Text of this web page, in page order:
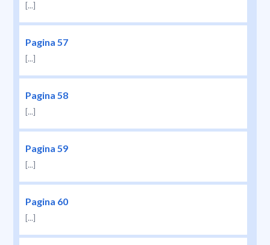
[...]
Pagina 57
[...]
Pagina 58
[...]
Pagina 59
[...]
Pagina 60
[...]